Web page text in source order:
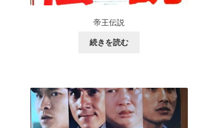
帝王伝説
続きを読む